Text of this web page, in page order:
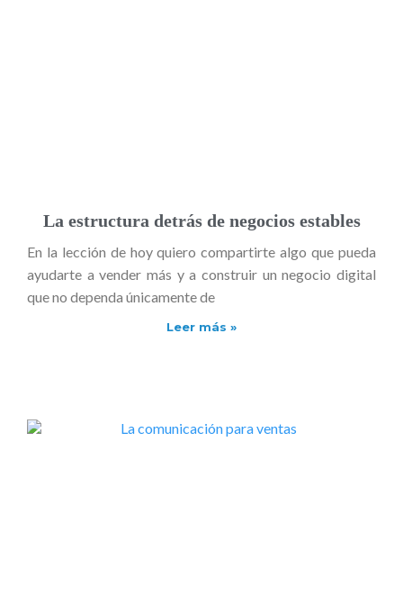
La estructura detrás de negocios estables
En la lección de hoy quiero compartirte algo que pueda
ayudarte a vender más y a construir un negocio digital
que no dependa únicamente de
Leer más »